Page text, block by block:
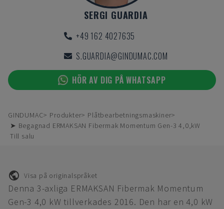
SERGI GUARDIA
+49 162 4027635
S.GUARDIA@GINDUMAC.COM
HÖR AV DIG PÅ WHATSAPP
GINDUMAC Produkter
Plåtbearbetningsmaskiner
➤ Begagnad ERMAKSAN Fibermak Momentum Gen-3 4,0,kW
Till salu
Visa på originalspråket
Denna 3-axliga ERMAKSAN Fibermak Momentum
Gen-3 4,0 kW tillverkades 2016. Den har en 4,0 kW